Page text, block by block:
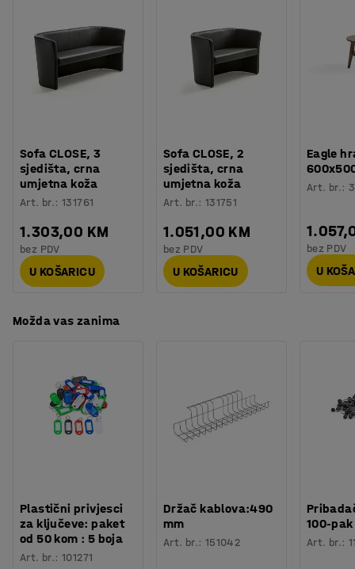
Možete birati između dvije završne obrade: izdržljiva
tkanina ili umjetna koža. Oba materijala su pogodna za
javne prostore gdje moraju izdržati veliku uporabu.
Potreban broj osoba
Procjena vremena:
Težina
17,01 kg
Montaža: Dolazi sastavljeno
Sofa CLOSE, 3
sjedišta, crna
umjetna koža
Art. br.:131761
1.303,00 KM
bez PDV
U KOŠARICU
Sofa CLOSE, 2
sjedišta, crna
umjetna koža
Art. br.: 131751
1.051,00 KM
bez PDV
U KOŠARICU
Eagle
Art. br.:
bez PDV
U
Možda vas zanima
Plastični privjesci
za ključeve: paket
od 50 kom : 5 boja
Art. br.:101271
Držač kablova:490
mm
Art. br.: 151042
100-pak
Art. br.: